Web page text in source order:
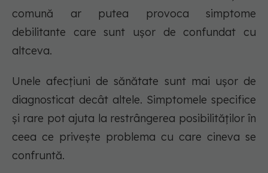
comună ar putea provoca simptome
debilitante care sunt ușor de confundat cu
altceva.
Unele afecțiuni de sănătate sunt mai ușor de
diagnosticat decât altele. Simptomele specifice
și rare pot ajuta la restrângerea posibilităților în
ceea ce privește problema cu care cineva se
confruntă.